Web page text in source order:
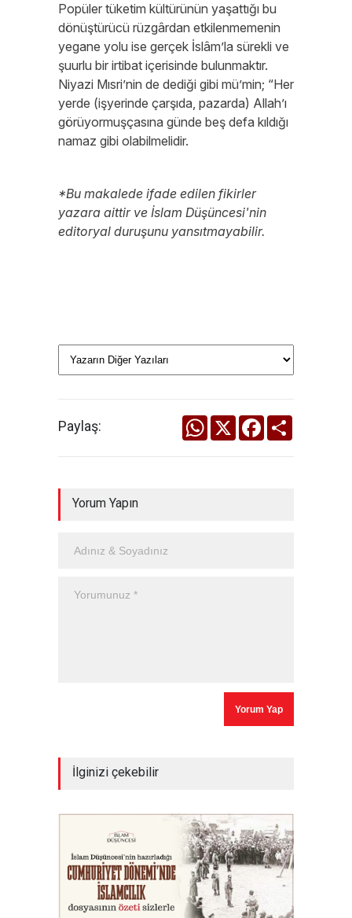
Popüler tüketim kültürünün yaşattığı bu
dönüştürücü rüzgârdan etkilenmemenin
yegane yolu ise gerçek İslâm’la sürekli ve
şuurlu bir irtibat içerisinde bulunmaktır.
Niyazi Mısri’nin de dediği gibi mü’min; “Her
yerde (işyerinde çarşıda, pazarda) Allah’ı
görüyormuşçasına günde beş defa kıldığı
namaz gibi olabilmelidir.
*Bu makalede ifade edilen fikirler
yazara aittir ve İslam Düşüncesi'nin
editoryal duruşunu yansıtmayabilir.
Paylaş: WhatsApp
X Facebook
Yorum Yapın
İlginizi çekebilir